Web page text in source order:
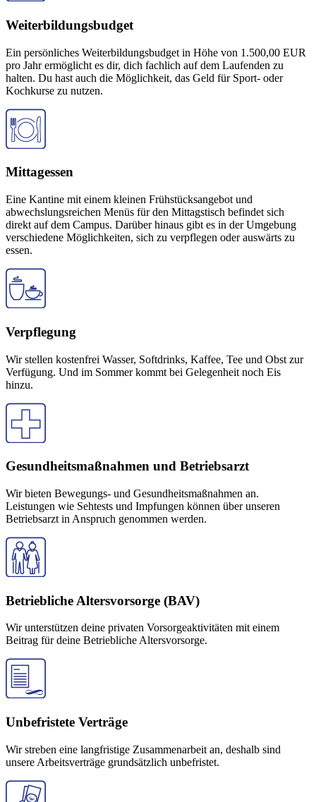
Weiterbildungsbudget
Ein persönliches Weiterbildungsbudget in Höhe von 1.500,00 EUR
pro Jahr ermöglicht es dir, dich fachlich auf dem Laufenden zu
halten. Du hast auch die Möglichkeit, das Geld für Sport- oder
Kochkurse zu nutzen.
Mittagessen
Eine Kantine mit einem kleinen Frühstücksangebot und
abwechslungsreichen Menüs für den Mittagstisch befindet sich
direkt auf dem Campus. Darüber hinaus gibt es in der Umgebung
verschiedene Möglichkeiten, sich zu verpflegen oder auswärts zu
essen.
Verpflegung
Wir stellen kostenfrei Wasser, Softdrinks, Kaffee, Tee und Obst zur
Verfügung. Und im Sommer kommt bei Gelegenheit noch Eis
hinzu.
Gesundheitsmaßnahmen und Betriebsarzt
Wir bieten Bewegungs- und Gesundheitsmaßnahmen an.
Leistungen wie Sehtests und Impfungen können über unseren
Betriebsarzt in Anspruch genommen werden.
Betriebliche Altersvorsorge (BAV)
Wir unterstützen deine privaten Vorsorgeaktivitäten mit einem
Beitrag für deine Betriebliche Altersvorsorge.
Unbefristete Verträge
Wir streben eine langfristige Zusammenarbeit an, deshalb sind
unsere Arbeitsverträge grundsätzlich unbefristet.